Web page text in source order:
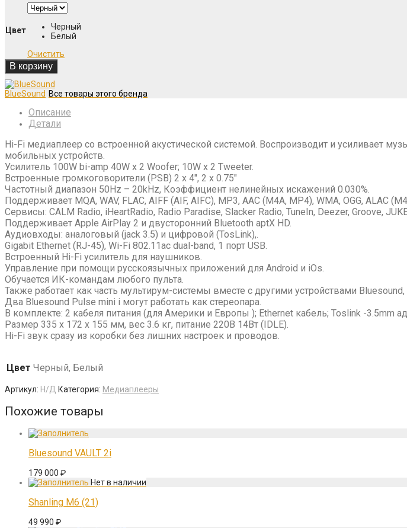
Цвет
Черный
Белый
Очистить
В корзину
BlueSound
Описание
Детали
Hi-Fi медиаплеер со встроенной акустической системой. Воспроизводит и усиливает
мобильных устройств.
Усилитель 100W bi-amp 40W x 2 Woofer; 10W x 2 Tweeter.
Встроенные громкоговорители (PSB) 2 x 4″, 2 x 0.75″
Частотный диапазон 50Hz – 20kHz, Коэффициент нелинейных искажений 0.030%.
Поддерживает MQA, WAV, FLAC, AIFF (AIF, AIFC), MP3, AAC (M4A, MP4), WMA, OGG, ALAC
Сервисы: CALM Radio, iHeartRadio, Radio Paradise, Slacker Radio, TuneIn, Deezer, Groove,
Поддерживает Apple AirPlay 2 и двусторонний Bluetooth aptX HD.
Аудиовходы: аналоговый (jack 3.5) и цифровой (TosLink),.
Gigabit Ethernet (RJ-45), Wi-Fi 802.11ac dual-band, 1 порт USB.
Встроенный Hi-Fi усилитель для наушников.
Управление при помощи русскоязычных приложений для Android и iOs.
Обучается ИК-командам любого пульта.
Также работает как часть мультирум-системы вместе с другими устройствами
Два Bluesound Pulse mini i могут работать как стереопара.
В комплекте: 2 кабеля питания (для Америки и Европы ); Ethernet кабель; Toslink -3.5mm
Размер 335 x 172 x 155 мм, вес 3.6 кг, питание 220В 14Вт (IDLE).
Hi-Fi звук сразу из коробки без лишних настроек и проводов.
Цвет Черный, Белый
Артикул: Н/Д Категория: Медиаплееры
Похожие товары
Bluesound VAULT 2i
179 000 ₽
Shanling M6 (21)
49 990 ₽